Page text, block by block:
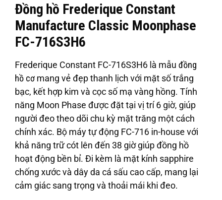
Đồng hồ Frederique Constant
Manufacture Classic Moonphase
FC-716S3H6
Frederique Constant FC-716S3H6 là mẫu đồng
hồ cơmang vẻ đẹp thanh lịch với mặt số trắng
bạc, kết hợp kim và cọc số mạ vàng hồng. Tính
năng Moon Phase được đặt tại vị trí 6 giờ, giúp
người đeo theo dõi chu kỳ mặt trăng một cách
chính xác. Bộ máy tự động FC-716 in-house với
khả năng trữ cót lên đến 38 giờ giúp đồng hồ
hoạt động bền bỉ. Đi kèm là mặt kính sapphire
chống xước và dây da cá sấu cao cấp, mang lại
cảm giác sang trọng và thoải mái khi đeo.